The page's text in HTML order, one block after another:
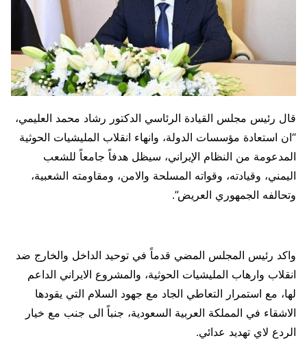
قال رئيس مجلس القيادة الرئاسي الدكتور رشاد محمد العليمي،
“ان استعادة مؤسسات الدولة، وانهاء انقلاب المليشيات الحوثية
المدعومة من النظام الإيراني، سيظل هدفاً جامعاً للشعب
اليمني، وقيادته، وقواته المسلحة والامن، ومقاومته الشعبية،
وتحالفه الجمهوري العريض”.
واكد رئيس المجلس المضي قدماً في توحيد الداخل والخارج ضد
انقلاب وارهاب المليشيات الحوثية، والمشروع الايراني الداعم
لها، مع استمرار التعاطي الجاد مع جهود السلام التي يقودها
الاشقاء في المملكة العربية السعودية، جنباً الى جنب مع خيار
الردع لاي تهديد عدائي.